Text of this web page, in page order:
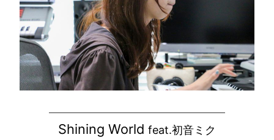
Shining World feat.初音ミク